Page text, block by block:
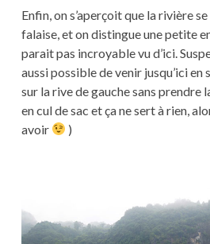
Enfin, on s’aperçoit que la rivière
falaise, et on distingue une petite
parait pas incroyable vu d’ici.
aussi possible de venir jusqu’ici
sur la rive de gauche sans prendre
en cul de sac et ça ne sert à rien,
avoir
)